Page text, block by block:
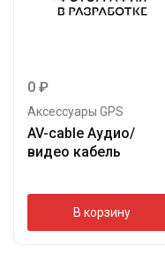
0 ₽
Аксессуары GPS
AV-cable Аудио/
видео кабель
В корзину